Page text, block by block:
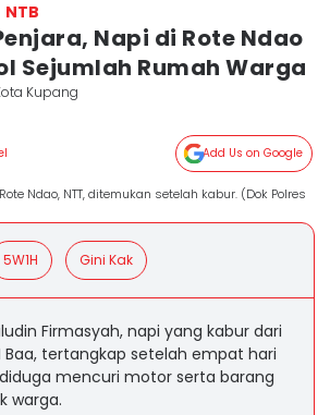
NTB
Napi di Rote Ndao
Sejumlah Rumah Warga
Kupang
Add Us on Google
Ndao, NTT, ditemukan setelah kabur. (Dok Polres
5W1H Gini Kak
Firmasyah, napi yang kabur dari
Baa, tertangkap setelah empat hari
mencuri motor serta barang
warga.